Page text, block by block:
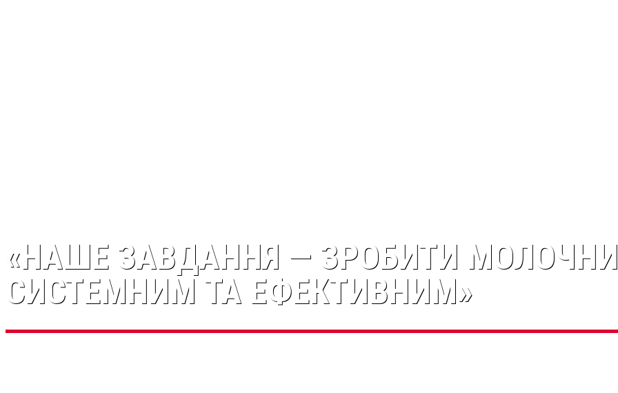
«НАШЕ ЗАВДАННЯ — ЗРОБИТИ
СИСТЕМНИМ ТА ЕФЕКТИВНИМ»